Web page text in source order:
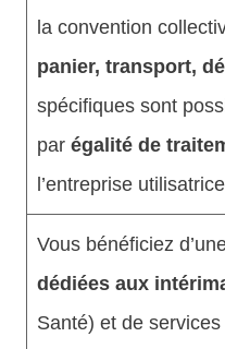
la convention
panier, transport,
spécifiques sont
par égalité de
l’entreprise
Vous bénéficiez
dédiées aux
Santé) et de services